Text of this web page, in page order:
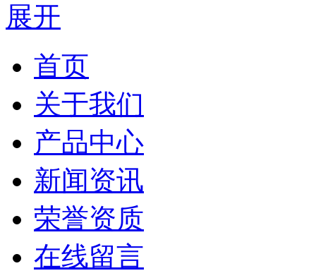
展开
首页
关于我们
产品中心
新闻资讯
荣誉资质
在线留言